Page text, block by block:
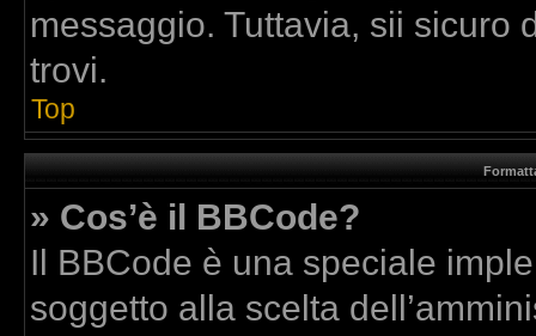
messaggio. Tuttavia, sii sicuro
trovi.
Top
» Cos’è il BBCode?
Il BBCode è una speciale
soggetto alla scelta